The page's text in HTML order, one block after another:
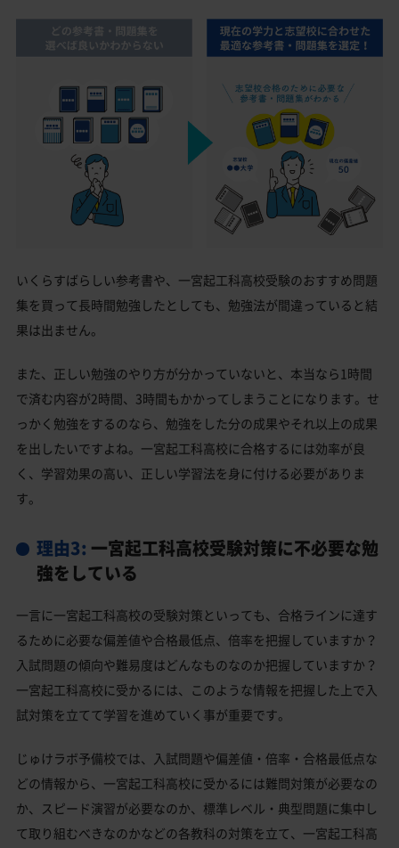
いくらすばらしい参考書や、一宮起工科高校受験のおすすめ問題
集を買って長時間勉強したとしても、勉強法が間違っていると結
果は出ません。
また、正しい勉強のやり方が分かっていないと、本当なら1時間
で済む内容が2時間、3時間もかかってしまうことになります。せ
っかく勉強をするのなら、勉強をした分の成果やそれ以上の成果
を出したいですよね。一宮起工科高校に合格するには効率が良
く、学習効果の高い、正しい学習法を身に付ける必要がありま
す。
理由3: 一宮起工科高校受験対策に不必要な勉
強をしている
一言に一宮起工科高校の受験対策といっても、合格ラインに達す
るために必要な偏差値や合格最低点、倍率を把握していますか？
入試問題の傾向や難易度はどんなものなのか把握していますか？
一宮起工科高校に受かるには、このような情報を把握した上で入
試対策を立てて学習を進めていく事が重要です。
じゅけラボ予備校では、入試問題や偏差値・倍率・合格最低点な
どの情報から、一宮起工科高校に受かるには難問対策が必要なの
か、スピード演習が必要なのか、標準レベル・典型問題に集中し
て取り組むべきなのかなどの各教科の対策を立て、一宮起工科高